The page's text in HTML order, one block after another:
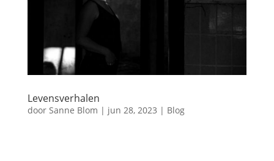
Levensverhalen
door Sanne Blom | jun 28, 2023 | Blog